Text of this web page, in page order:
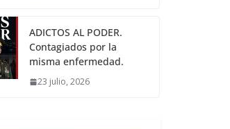
ADICTOS AL PODER.
Contagiados por la
misma enfermedad.
23 julio, 2026